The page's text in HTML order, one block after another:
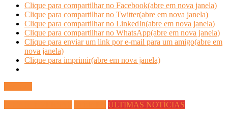
Clique para compartilhar no Facebook(abre em nova janela)
Clique para compartilhar no Twitter(abre em nova janela)
Clique para compartilhar no LinkedIn(abre em nova janela)
Clique para compartilhar no WhatsApp(abre em nova janela)
Clique para enviar um link por e-mail para um amigo(abre em
nova janela)
Clique para imprimir(abre em nova janela)
ÚLTIMAS NOTÍCIAS